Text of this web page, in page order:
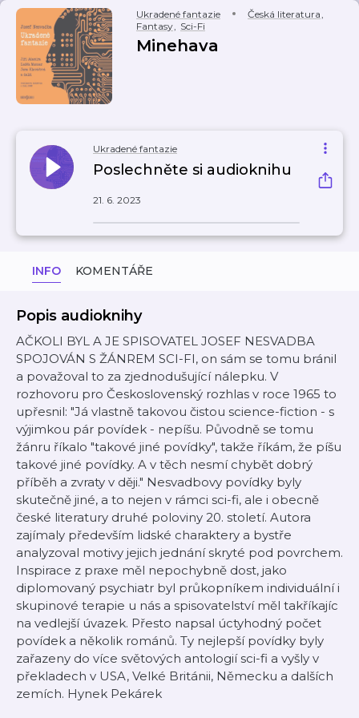
Ukradené fantazie Česká literatura,
Fantasy, Sci-Fi
Minehava
Ukradené fantazie
Poslechněte si audioknihu
21. 6. 2023
INFO KOMENTÁŘE
Popis audioknihy
AČKOLI BYL A JE SPISOVATEL JOSEF NESVADBA
SPOJOVÁN S ŽÁNREM SCI-FI, on sám se tomu bránil
a považoval to za zjednodušující nálepku. V
rozhovoru pro Československý rozhlas v roce 1965 to
upřesnil: "Já vlastně takovou čistou science-fiction - s
výjimkou pár povídek - nepíšu. Původně se tomu
žánru říkalo "takové jiné povídky", takže říkám, že píšu
takové jiné povídky. A v těch nesmí chybět dobrý
příběh a zvraty v ději." Nesvadbovy povídky byly
skutečně jiné, a to nejen v rámci sci-fi, ale i obecně
české literatury druhé poloviny 20. století. Autora
zajímaly především lidské charaktery a bystře
analyzoval motivy jejich jednání skryté pod povrchem.
Inspirace z praxe měl nepochybně dost, jako
diplomovaný psychiatr byl průkopníkem individuální i
skupinové terapie u nás a spisovatelství měl takříkajíc
na vedlejší úvazek. Přesto napsal úctyhodný počet
povídek a několik románů. Ty nejlepší povídky byly
zařazeny do více světových antologií sci-fi a vyšly v
překladech v USA, Velké Británii, Německu a dalších
zemích. Hynek Pekárek